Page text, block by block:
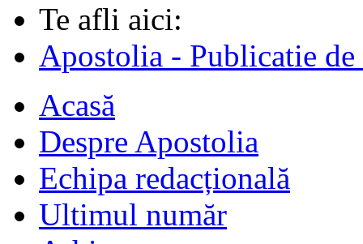
Te afli aici:
Apostolia - Publicatie
Acasă
Despre Apostolia
Echipa redacțională
Ultimul număr